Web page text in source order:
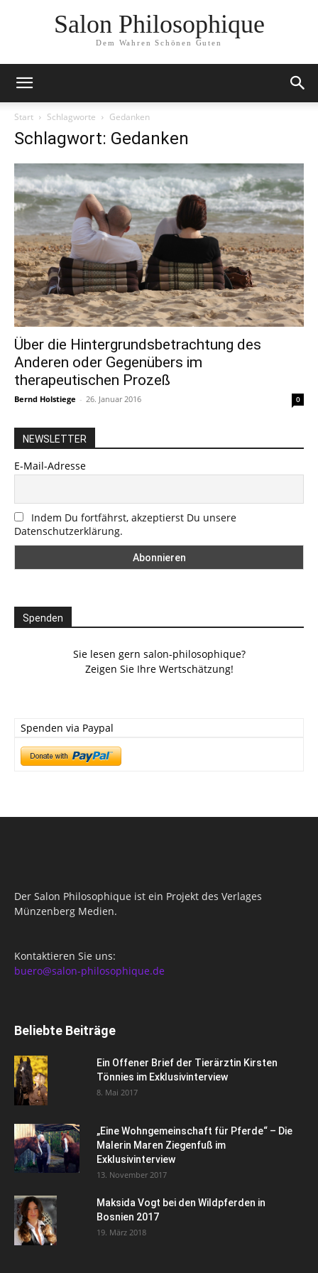
Salon Philosophique
Dem Wahren Schönen Guten
Start Schlagworte Gedanken
Schlagwort: Gedanken
Über die Hintergrundsbetrachtung des
Anderen oder Gegenübers im
therapeutischen Prozeß
Bernd Holstiege - 26. Januar 2016 0
NEWSLETTER
E-Mail-Adresse
Indem Du fortfährst, akzeptierst Du unsere
Datenschutzerklärung.
Spenden
Sie lesen gern salon-philosophique?
Zeigen Sie Ihre Wertschätzung!
Spenden via Paypal
Der Salon Philosophique ist ein Projekt des Verlages
Münzenberg Medien.
Kontaktieren Sie uns:
buero@salon-philosophique.de
Beliebte Beiträge
Ein Offener Brief der Tierärztin Kirsten
Tönnies im Exklusivinterview
8. Mai 2017
„Eine Wohngemeinschaft für Pferde“ – Die
Malerin Maren Ziegenfuß im
Exklusivinterview
13. November 2017
Maksida Vogt bei den Wildpferden in
Bosnien 2017
19. März 2018